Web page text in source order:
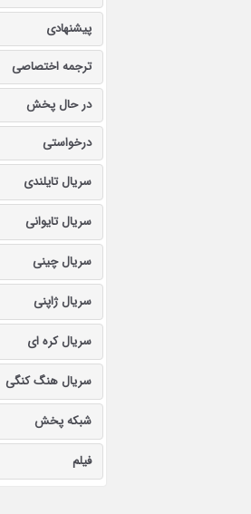
پیشنهادی
ترجمه اختصاصی
در حال پخش
درخواستی
سریال تایلندی
سریال تایوانی
سریال چینی
سریال ژاپنی
سریال کره ای
سریال هنگ کنگی
شبکه پخش
فیلم